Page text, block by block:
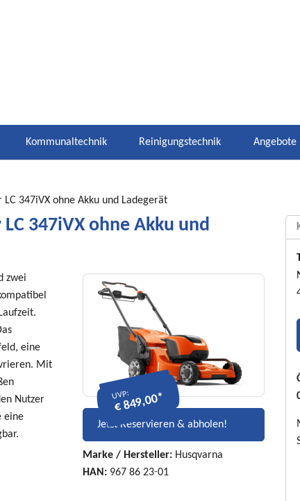
Kommunaltechnik Reinigungstechnik Angebote
LC 347iVX ohne Akku und Ladegerät
347iVX ohne Akku und
UVP:
€ 849,00*
Jetzt Reservieren & abholen!
Marke / Hersteller: Husqvarna
HAN: 967 86 23‑01
zwei
eine
Mit
Nutzer
eine